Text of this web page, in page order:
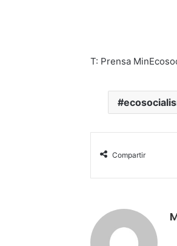
T: Prensa
Compartir